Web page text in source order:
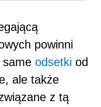
powinni
sameodsetki od
ale także
z tą